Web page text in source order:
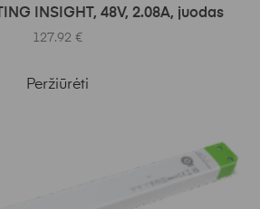
INSIGHT, 48V, 2.08A, juodas
127.92 €
Peržiūrėti